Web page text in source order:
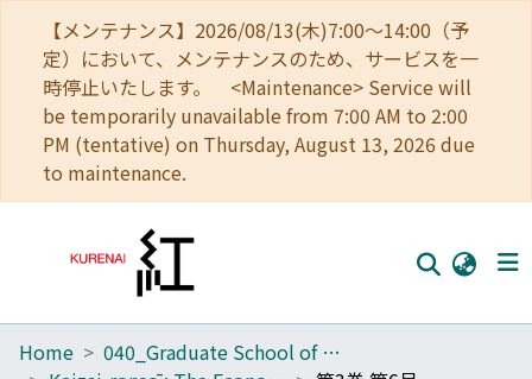
【メンテナンス】2026/08/13(木)7:00～14:00（予
定）において、メンテナンスのため、サービスを一
時停止いたします。 <Maintenance> Service will
be temporarily unavailable from 7:00 AM to 2:00
PM (tentative) on Thursday, August 13, 2026 due
to maintenance.
Home
Home
040_Graduate School of Economics